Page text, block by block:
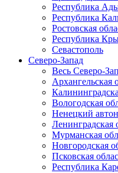
Республика
Республика
Ростовская
Республика
Севастополь
Северо-Запад
Весь Северо-
Архангельская
Вологодская
Ненецкий
Ленинградская
Мурманская
Новгородская
Псковская
Республика